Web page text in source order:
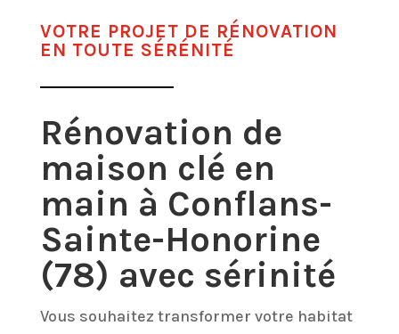
VOTRE PROJET DE RÉNOVATION
EN TOUTE SÉRÉNITÉ
Rénovation de
maison clé en
main à Conflans-
Sainte-Honorine
(78) avec sérinité
Vous souhaitez transformer votre habitat